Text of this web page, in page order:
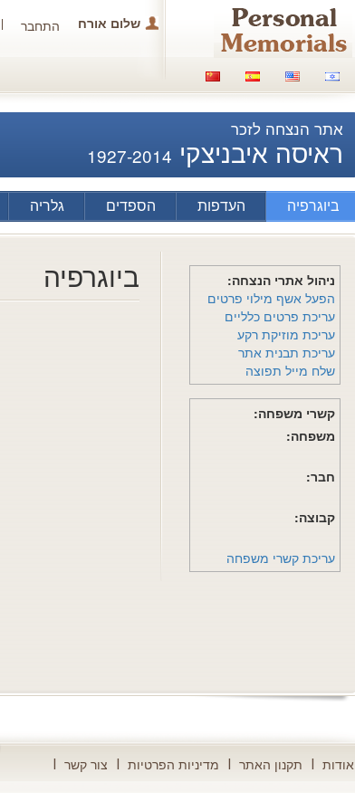
שלום אורח התחבר
אתר הנצחה לזכר
ראיסה איבניצקי 1927-2014
ביוגרפיה העדפות הספדים גלריה
ניהול אתרי הנצחה:
הפעל אשף מילוי פרטים
עריכת פרטים כלליים
עריכת מוזיקת רקע
עריכת תבנית אתר
שלח מייל תפוצה
קשרי משפחה:
משפחה:
חבר:
קבוצה:
עריכת קשרי משפחה
ביוגרפיה
אודות תקנון האתר מדיניות הפרטיות צור קשר